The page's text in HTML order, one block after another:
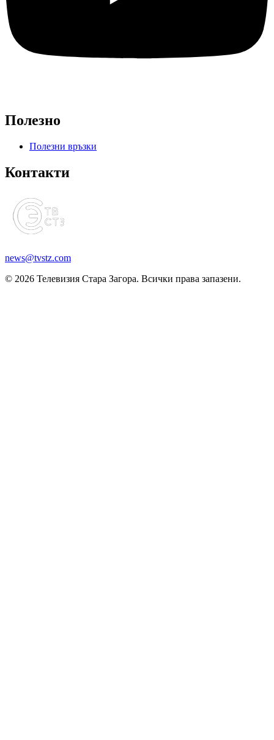
Полезно
Полезни връзки
Контакти
news@tvstz.com
© 2026 Телевизия Стара Загора. Всички права запазени.